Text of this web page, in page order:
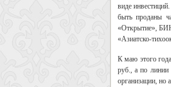
виде
быть проданы
«Открытие»,
«Азиатско-
К маю этого
руб., а по линии
организации, но